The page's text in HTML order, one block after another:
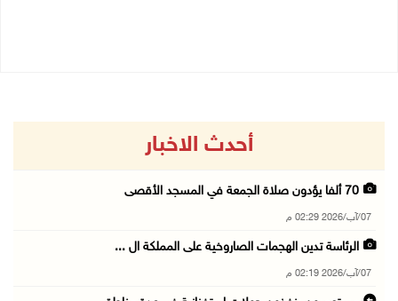
أحدث الاخبار
70 ألفا يؤدون صلاة الجمعة في المسجد الأقصى
07/آب/2026 02:29 م
الرئاسة تدين الهجمات الصاروخية على المملكة ال ...
07/آب/2026 02:19 م